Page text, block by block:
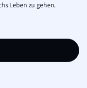
Leben zu gehen.